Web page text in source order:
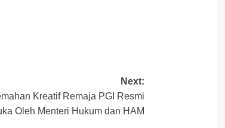
Next:
Kreatif Remaja PGI Resmi
Oleh Menteri Hukum dan HAM